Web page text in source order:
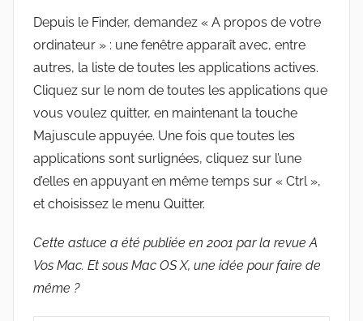
Depuis le Finder, demandez « A propos de votre
ordinateur » : une fenêtre apparaît avec, entre
autres, la liste de toutes les applications actives.
Cliquez sur le nom de toutes les applications que
vous voulez quitter, en maintenant la touche
Majuscule appuyée. Une fois que toutes les
applications sont surlignées, cliquez sur l’une
d’elles en appuyant en même temps sur « Ctrl »,
et choisissez le menu Quitter.
Cette astuce a été publiée en 2001 par la revue A
Vos Mac. Et sous Mac OS X, une idée pour faire de
même ?